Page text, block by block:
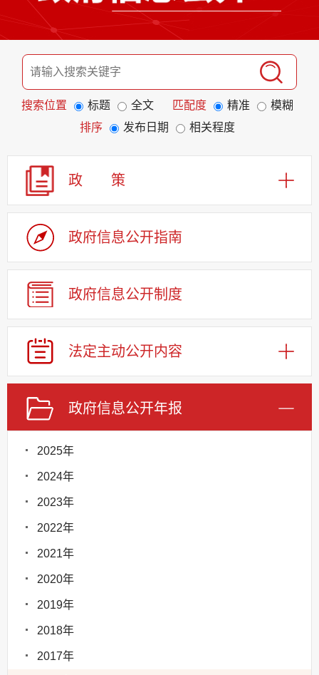
搜索位置 标题 全文 匹配度 精准
模糊
排序
发布日期 相关程度
政 策
政府信息公开指南
政府信息公开制度
法定主动公开内容
政府信息公开年报
2025年
2024年
2023年
2022年
2021年
2020年
2019年
2018年
2017年